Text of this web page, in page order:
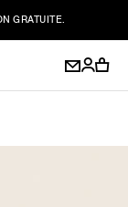
GRATUITE.